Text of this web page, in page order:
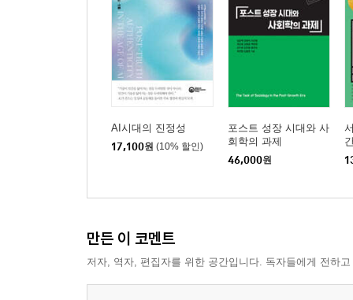
참고문헌
AI시대의 진정성
17,100원 (10% 할인)
포스트 성장 시대와 사
회학의 과제
46,000원
만든 이 코멘트
저자, 역자, 편집자를 위한 공간입니다. 독자들에게 전하